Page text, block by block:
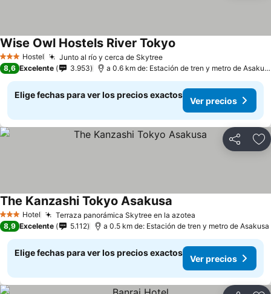
3 EstrellasHostel Junto al río y cerca de Skytree
Wise Owl Hostels River Tokyo
8,6 Excelente 3.953 a 0.6 km de: Estación de tren y metro de Asakusa
Elige fechas para ver los precios exactos
Ver precios
Compartir
3 Estrellas
Hotel Terraza panorámica Skytree en la azotea
The Kanzashi Tokyo Asakusa
8,9 Excelente 5.112 a 0.5 km de: Estación de tren y metro de Asakusa
Elige fechas para ver los precios exactos
Ver precios